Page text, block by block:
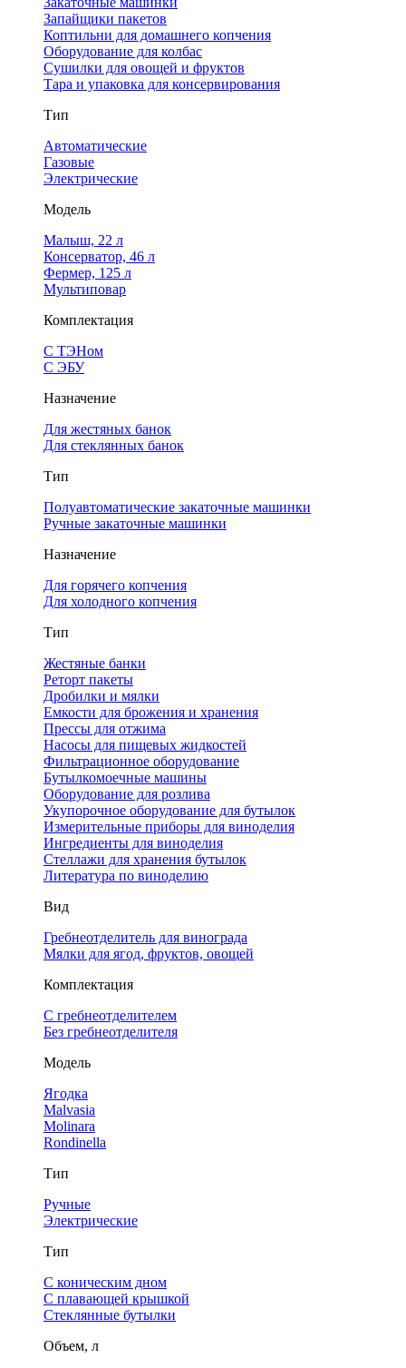
Запайщики пакетов
Коптильни для домашнего копчения
Оборудование для колбас
Сушилки для овощей и фруктов
Тара и упаковка для консервирования
Тип
Автоматические
Газовые
Электрические
Модель
Малыш, 22 л
Консерватор, 46 л
Фермер, 125 л
Мультиповар
Комплектация
С ТЭНом
С ЭБУ
Назначение
Для жестяных банок
Для стеклянных банок
Тип
Полуавтоматические закаточные машинки
Ручные закаточные машинки
Назначение
Для горячего копчения
Для холодного копчения
Тип
Жестяные банки
Реторт пакеты
Дробилки и мялки
Емкости для брожения и хранения
Прессы для отжима
Насосы для пищевых жидкостей
Фильтрационное оборудование
Бутылкомоечные машины
Оборудование для розлива
Укупорочное оборудование для бутылок
Измерительные приборы для виноделия
Ингредиенты для виноделия
Стеллажи для хранения бутылок
Литература по виноделию
Вид
Гребнеотделитель для винограда
Мялки для ягод, фруктов, овощей
Комплектация
С гребнеотделителем
Без гребнеотделителя
Модель
Ягодка
Malvasia
Molinara
Rondinella
Тип
Ручные
Электрические
Тип
С коническим дном
С плавающей крышкой
Стеклянные бутылки
Объем, л